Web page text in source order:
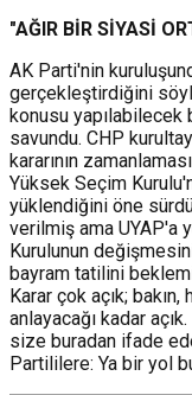
"AĞIR BİR SİYASİ
AK Parti'nin
gerçekleştirdiğini
konusu
savundu. CHP
kararının
Yüksek Seçim
yüklendiğini öne
verilmiş ama UYAP'a
Kurulunun
bayram tatilini
Karar çok açık;
anlayacağı kadar
size buradan ifade
Partililere: Ya bir yol